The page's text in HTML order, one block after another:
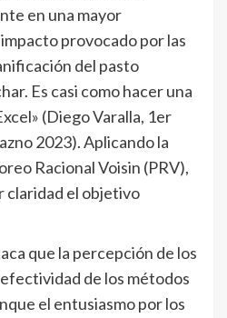
en una mayor
provocado por las
del pasto
Es casi como hacer una
(Diego Varalla, 1er
2023). Aplicando la
Racional Voisin (PRV),
claridad el objetivo
que la percepción de los
de los métodos
el entusiasmo por los